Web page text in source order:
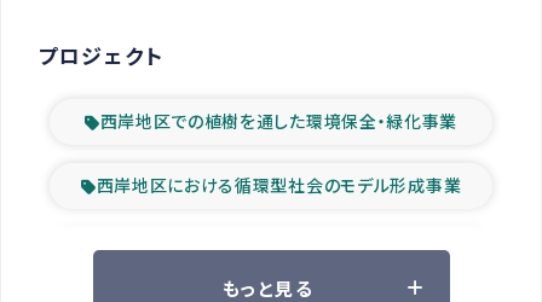
プロジェクト
西岸地区での植樹を通した環境保全・緑化事業
西岸地区における循環型社会のモデル形成事業
ツアー参加者の声
もっと見る